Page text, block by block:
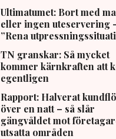
Ultimatumet: Bort med
eller ingen uteservering
”Rena
TN granskar: Så mycket
kommer kärnkraften att
egentligen
Rapport: Halverat
över en natt – så slår
gängvåldet mot
utsatta områden